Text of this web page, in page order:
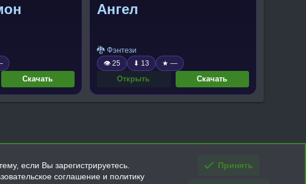
Скачать
Ангел
🐉 Фэнтези
👁 25 ⬇ 13 ★ —
Открыть Скачать
если Вы зарегистрируетесь.
соглашение и политику
Принять